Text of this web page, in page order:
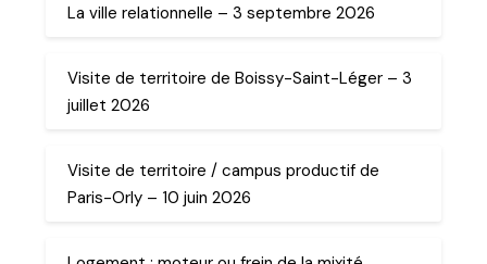
La ville relationnelle – 3 septembre 2026
Visite de territoire de Boissy-Saint-Léger – 3
juillet 2026
Visite de territoire / campus productif de
Paris-Orly – 10 juin 2026